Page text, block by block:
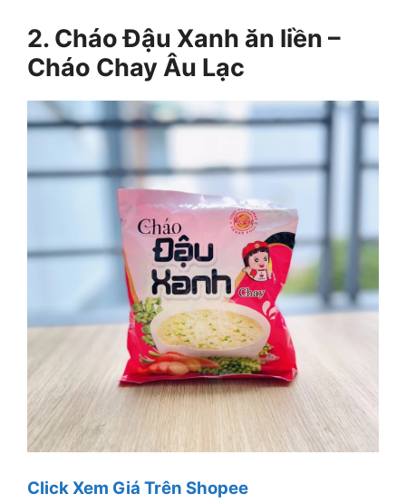
2. Cháo Đậu Xanh ăn liền –
Cháo Chay Âu Lạc
Click Xem Giá Trên Shopee